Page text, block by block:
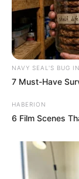
NAVY SEAL'S BUG
7 Must-Have
HABERION
6 Film Scenes